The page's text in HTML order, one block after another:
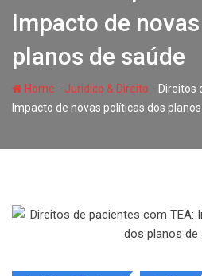
Impacto de
planos de saúde
Home - Juridico & Direito - Direitos
Impacto de novas políticas dos